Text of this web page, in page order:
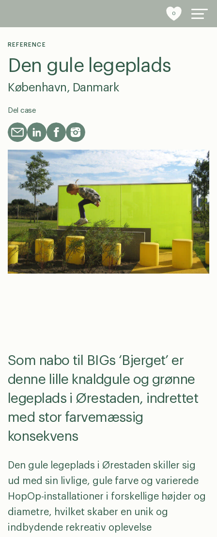
0
byrumsinventar
referencer
bæredygtighed
tools
stories
om os
REFERENCE
Den gule legeplads
København, Danmark
Del case
Som nabo til BIGs ‘Bjerget’ er
denne lille knaldgule og grønne
legeplads i Ørestaden, indrettet
med stor farvemæssig
konsekvens
Den gule legeplads i Ørestaden skiller sig
ud med sin livlige, gule farve og varierede
HopOp-installationer i forskellige højder og
diametre, hvilket skaber en unik og
indbydende rekreativ oplevelse